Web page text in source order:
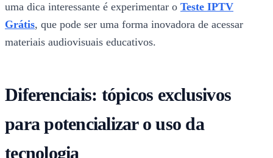
uma dica interessante é experimentar o Teste IPTV
Grátis, que pode ser uma forma inovadora de acessar
materiais audiovisuais educativos.
Diferenciais: tópicos exclusivos
para potencializar o uso da
tecnologia